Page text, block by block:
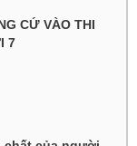
CỨ VÀO THI
7